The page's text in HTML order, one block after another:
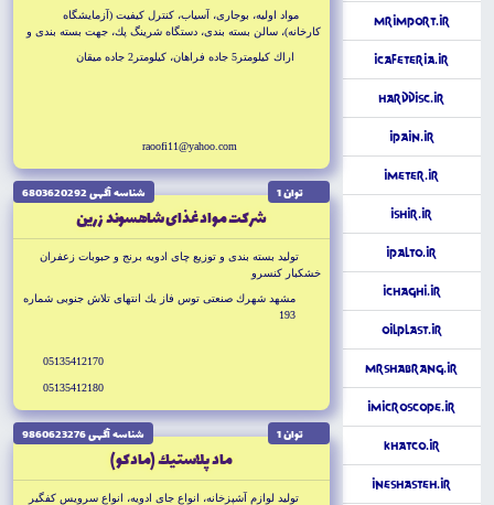
Mrimport.ir
iCafeteria.ir
HardDisc.ir
iPain.ir
iMeter.ir
iShir.ir
iPalto.ir
iChaghi.ir
OilPlast.ir
MrShabrang.ir
iMicroscope.ir
KhatCo.ir
iNeshasteh.ir
مواد اوليه، بوجارى، آسياب، كنترل كيفيت (آزمايشگاه
كارخانه)، سالن بسته بندى، دستگاه شرينگ پك، جهت بسته بندى و
اراك كيلومتر5 جاده فراهان، كيلومتر2 جاده ميقان
raoofi11@yahoo.com
توان 1 شناسه آگهى 6803620292
شركت مواد غذاى شاهسوند زرين
توليد بسته بندى و توزيع چاى ادويه برنج و حبوبات زعفران
خشكبار كنسرو
مشهد شهرك صنعتى توس فاز يك انتهاى تلاش جنوبى شماره
193
05135412170
05135412180
توان 1 شناسه آگهى 9860623276
ماد پلاستيك (مادكو)
توليد لوازم آشپزخانه، انواع جاى ادويه، انواع سرويس كفگير